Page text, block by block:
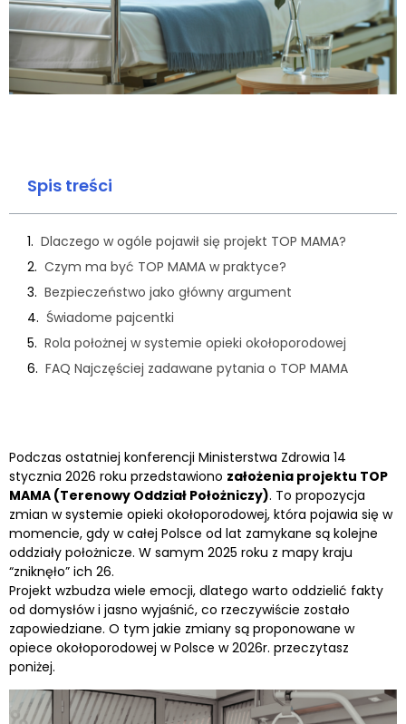
Spis treści
Dlaczego w ogóle pojawił się projekt TOP MAMA?
Czym ma być TOP MAMA w praktyce?
Bezpieczeństwo jako główny argument
Świadome pajcentki
Rola położnej w systemie opieki okołoporodowej
FAQ Najczęściej zadawane pytania o TOP MAMA
Podczas ostatniej konferencji Ministerstwa Zdrowia 14
stycznia 2026 roku przedstawiono założenia projektu TOP
MAMA (Terenowy Oddział Położniczy). To propozycja
zmian w systemie opieki okołoporodowej, która pojawia się w
momencie, gdy w całej Polsce od lat zamykane są kolejne
oddziały położnicze. W samym 2025 roku z mapy kraju
“zniknęło” ich 26.
Projekt wzbudza wiele emocji, dlatego warto oddzielić fakty
od domysłów i jasno wyjaśnić, co rzeczywiście zostało
zapowiedziane. O tym jakie zmiany są proponowane w
opiece okołoporodowej w Polsce w 2026r. przeczytasz
poniżej.